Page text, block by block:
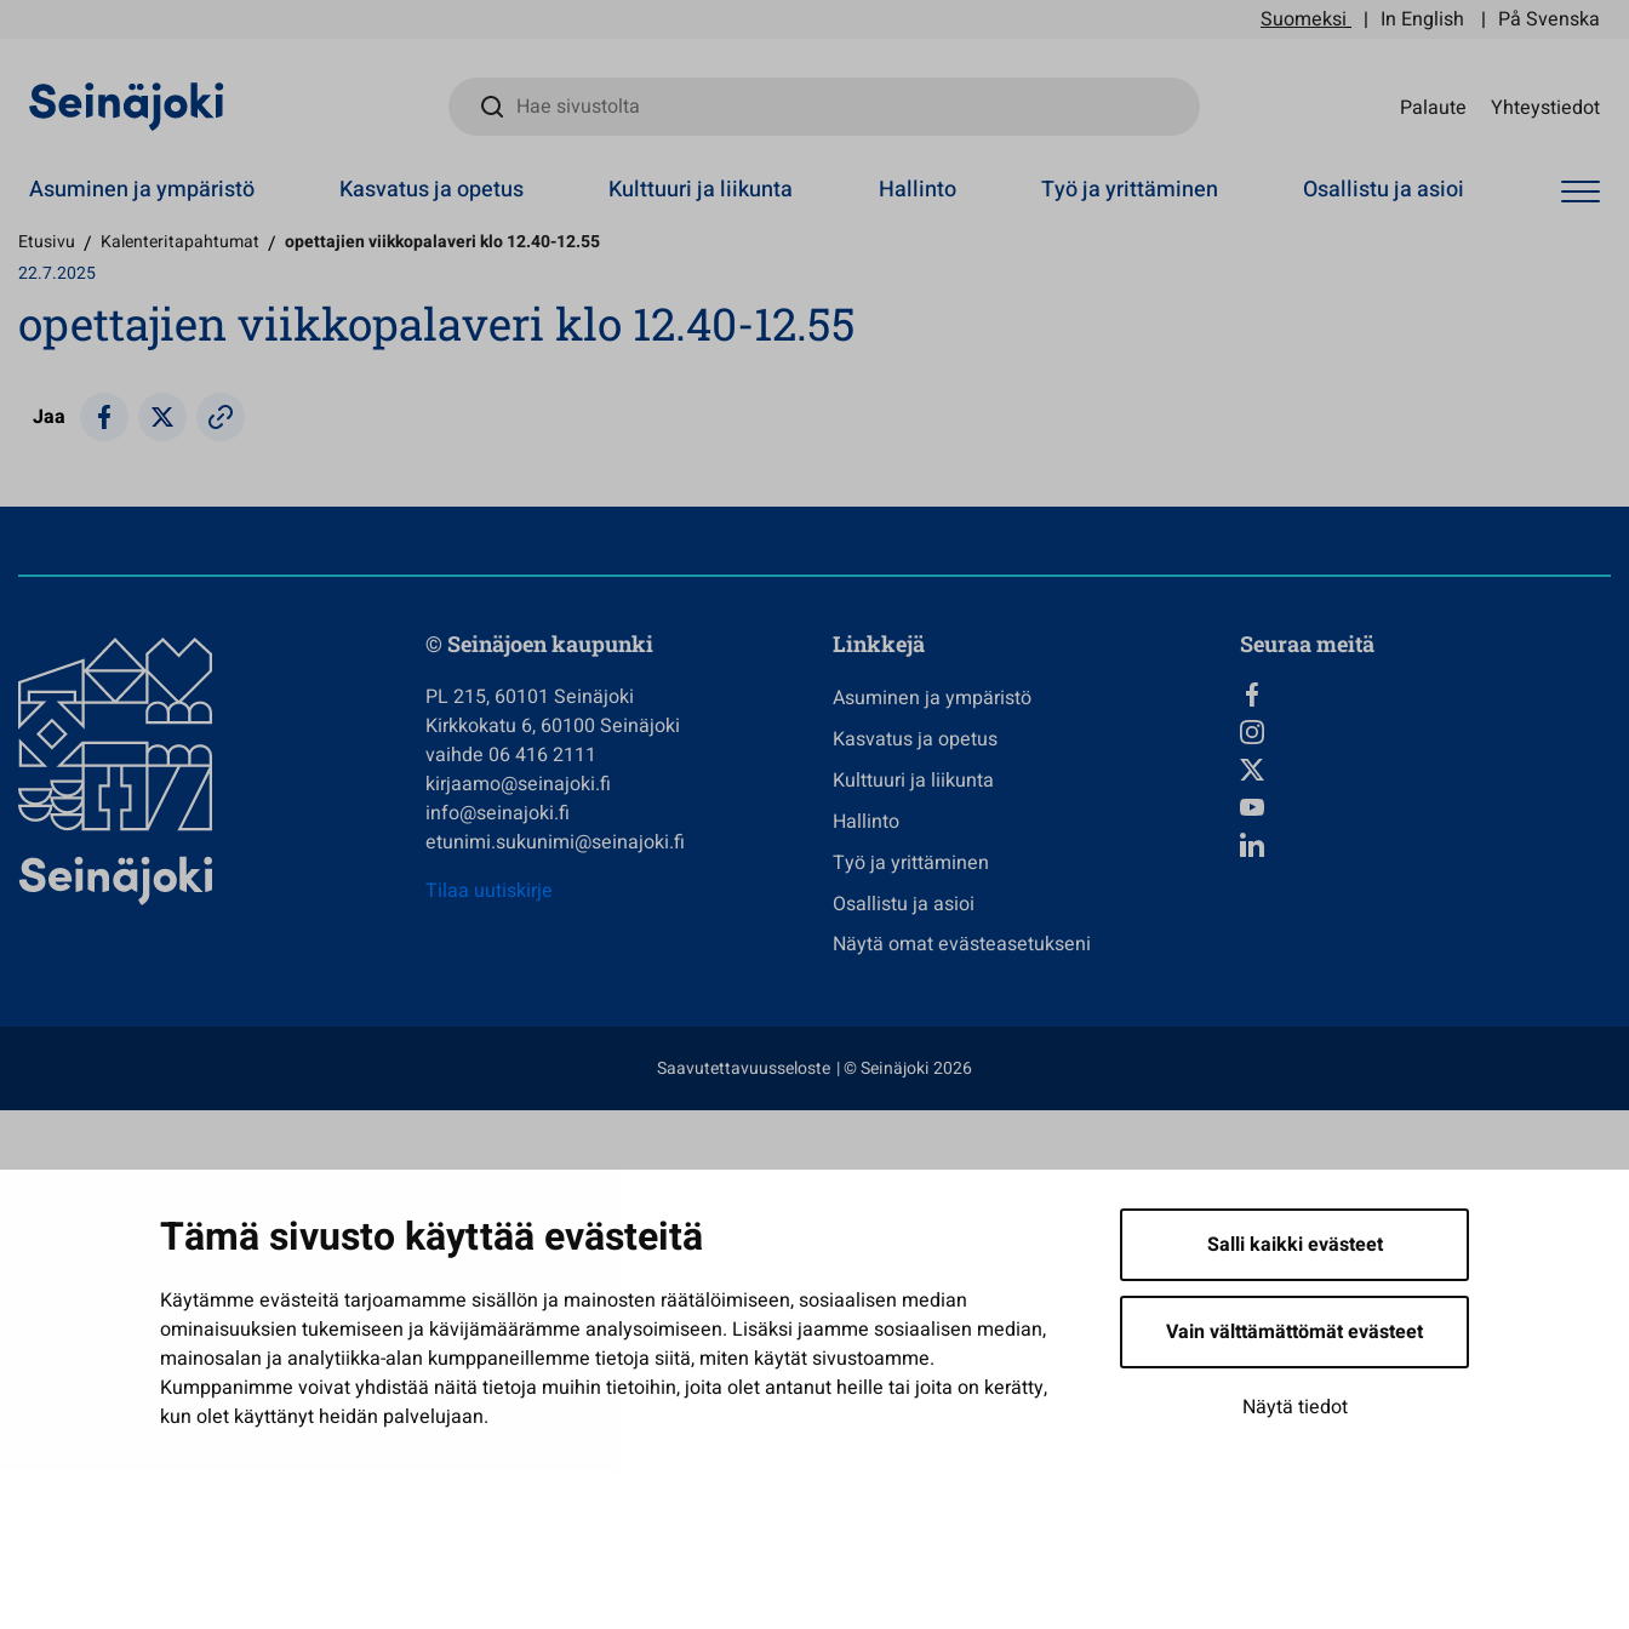
Tämä sivusto käyttää evästeitä
Käytämme evästeitä tarjoamamme sisällön ja mainosten räätälöimiseen, sosiaalisen median
ominaisuuksien tukemiseen ja kävijämäärämme analysoimiseen. Lisäksi jaamme sosiaalisen median,
mainosalan ja analytiikka-alan kumppaneillemme tietoja siitä, miten käytät sivustoamme.
Kumppanimme voivat yhdistää näitä tietoja muihin tietoihin, joita olet antanut heille tai joita on kerätty,
kun olet käyttänyt heidän palvelujaan.
Salli kaikki evästeet
Vain välttämättömät evästeet
Näytä tiedot
Suomeksi In English På Svenska
Hae sivustolta
Palaute Yhteystiedot
Asuminen ja ympäristö Kasvatus ja opetus Kulttuuri ja liikunta Hallinto Työ ja yrittäminen Osallistu ja asioi
Etusivu / Kalenteritapahtumat / opettajien viikkopalaveri klo 12.40-12.55
22.7.2025
opettajien viikkopalaveri klo 12.40-12.55
Jaa
© Seinäjoen kaupunki
PL 215, 60101 Seinäjoki
Kirkkokatu 6, 60100 Seinäjoki
vaihde 06 416 2111
kirjaamo@seinajoki.fi
info@seinajoki.fi
etunimi.sukunimi@seinajoki.fi
Tilaa uutiskirje
Linkkejä
Asuminen ja ympäristö
Kasvatus ja opetus
Kulttuuri ja liikunta
Hallinto
Työ ja yrittäminen
Osallistu ja asioi
Näytä omat evästeasetukseni
Seuraa meitä
Saavutettavuusseloste | © Seinäjoki 2026